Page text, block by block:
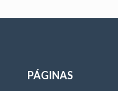
PÁGINAS